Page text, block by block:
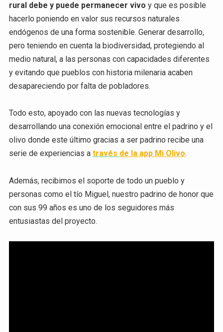
rural debe y puede permanecer vivo y que es posible
hacerlo poniendo en valor sus recursos naturales
endógenos de una forma sostenible. Generar desarrollo,
pero teniendo en cuenta la biodiversidad, protegiendo al
medio natural, a las personas con capacidades diferentes
y evitando que pueblos con historia milenaria acaben
desapareciendo por falta de pobladores.
Todo esto, apoyado con las nuevas tecnologías y
desarrollando una conexión emocional entre el padrino y el
olivo donde este último gracias a ser padrino recibe una
serie de experiencias a través de la app Mi Olivo.
Además, recibimos el soporte de todo un pueblo y
personas como el tío Miguel, nuestro padrino de honor que
con sus 99 años es uno de los seguidores más
entusiastas del proyecto.